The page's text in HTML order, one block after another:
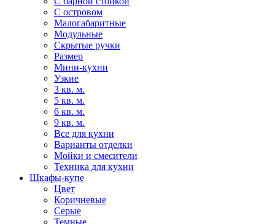
С островом
Малогабаритные
Модульные
Скрытые ручки
Размер
Мини-кухни
Узкие
3 кв. м.
5 кв. м.
6 кв. м.
9 кв. м.
Все для кухни
Варианты отделки
Мойки и смесители
Техника для кухни
Шкафы-купе
Цвет
Коричневые
Серые
Темные